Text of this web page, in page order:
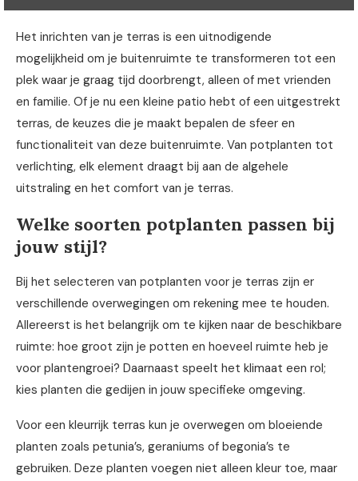
Het inrichten van je terras is een uitnodigende
mogelijkheid om je buitenruimte te transformeren tot een
plek waar je graag tijd doorbrengt, alleen of met vrienden
en familie. Of je nu een kleine patio hebt of een uitgestrekt
terras, de keuzes die je maakt bepalen de sfeer en
functionaliteit van deze buitenruimte. Van potplanten tot
verlichting, elk element draagt bij aan de algehele
uitstraling en het comfort van je terras.
Welke soorten potplanten passen bij
jouw stijl?
Bij het selecteren van potplanten voor je terras zijn er
verschillende overwegingen om rekening mee te houden.
Allereerst is het belangrijk om te kijken naar de beschikbare
ruimte: hoe groot zijn je potten en hoeveel ruimte heb je
voor plantengroei? Daarnaast speelt het klimaat een rol;
kies planten die gedijen in jouw specifieke omgeving.
Voor een kleurrijk terras kun je overwegen om bloeiende
planten zoals petunia’s, geraniums of begonia’s te
gebruiken. Deze planten voegen niet alleen kleur toe, maar